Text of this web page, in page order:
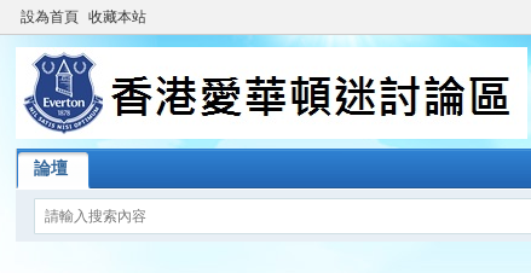
設為首頁 收藏本站
論壇